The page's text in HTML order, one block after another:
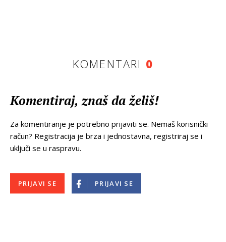
KOMENTARI 0
Komentiraj, znaš da želiš!
Za komentiranje je potrebno prijaviti se. Nemaš korisnički
račun? Registracija je brza i jednostavna, registriraj se i
uključi se u raspravu.
PRIJAVI SE PRIJAVI SE